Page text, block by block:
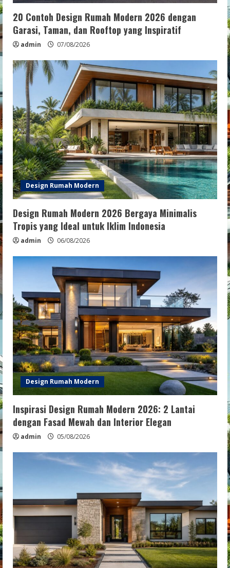
20 Contoh Design Rumah Modern 2026 dengan
Garasi, Taman, dan Rooftop yang Inspiratif
admin 07/08/2026
Design Rumah Modern
Design Rumah Modern 2026 Bergaya Minimalis
Tropis yang Ideal untuk Iklim Indonesia
admin 06/08/2026
Design Rumah Modern
Inspirasi Design Rumah Modern 2026: 2 Lantai
dengan Fasad Mewah dan Interior Elegan
admin 05/08/2026